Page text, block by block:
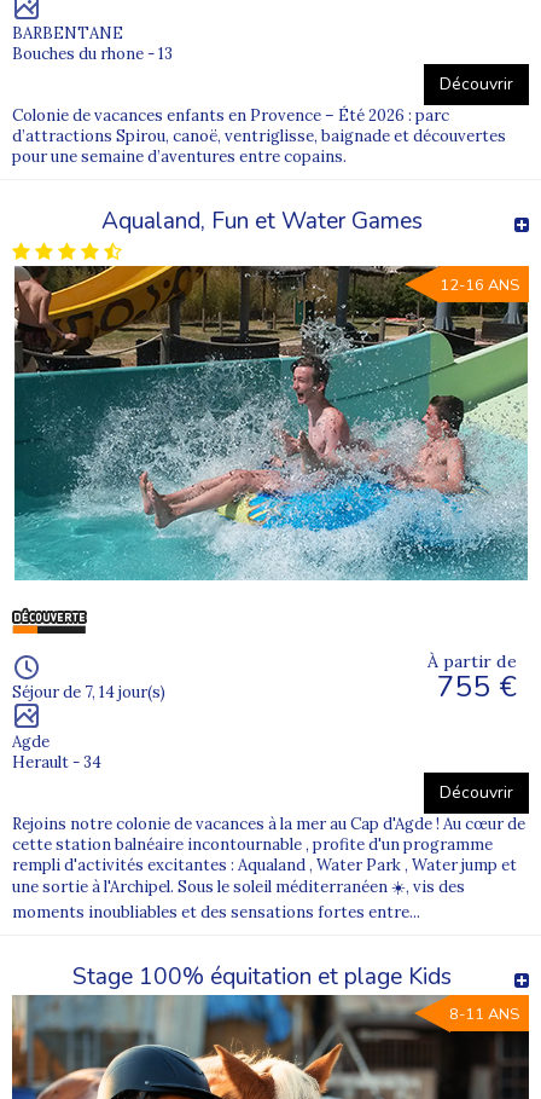
BARBENTANE
Bouches du rhone - 13
Découvrir
Colonie de vacances enfants en Provence – Été 2026 : parc
d’attractions Spirou, canoë, ventriglisse, baignade et découvertes
pour une semaine d’aventures entre copains.
Aqualand, Fun et Water Games
12-16 ANS
Séjour de 7, 14 jour(s)
Agde
Herault - 34
À partir de
755 €
Découvrir
Rejoins notre colonie de vacances à la mer au Cap d'Agde ! Au cœur de
cette station balnéaire incontournable , profite d'un programme
rempli d'activités excitantes : Aqualand , Water Park , Water jump et
une sortie à l'Archipel. Sous le soleil méditerranéen ☀️, vis des
moments inoubliables et des sensations fortes entre...
Stage 100% équitation et plage Kids
8-11 ANS